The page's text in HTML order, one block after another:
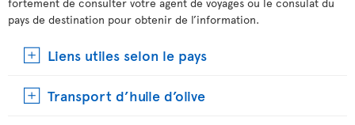
pays de destination pour obtenir de l’information.
Liens utiles selon le pays
Transport d’huile d’olive